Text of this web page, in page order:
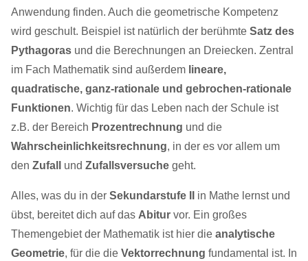
Anwendung finden. Auch die geometrische Kompetenz
wird geschult. Beispiel ist natürlich der berühmte Satz des
Pythagoras und die Berechnungen an Dreiecken. Zentral
im Fach Mathematik sind außerdem lineare,
quadratische, ganz-rationale und gebrochen-rationale
Funktionen. Wichtig für das Leben nach der Schule ist
z.B. der Bereich Prozentrechnung und die
Wahrscheinlichkeitsrechnung, in der es vor allem um
den Zufall und Zufallsversuche geht.
Alles, was du in der Sekundarstufe II
in Mathe lernst und
übst, bereitet dich auf das Abitur vor. Ein großes
Themengebiet der Mathematik ist hier die analytische
Geometrie, für die die Vektorrechnung fundamental ist. In